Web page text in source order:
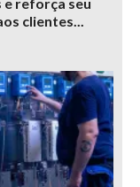
clientes...